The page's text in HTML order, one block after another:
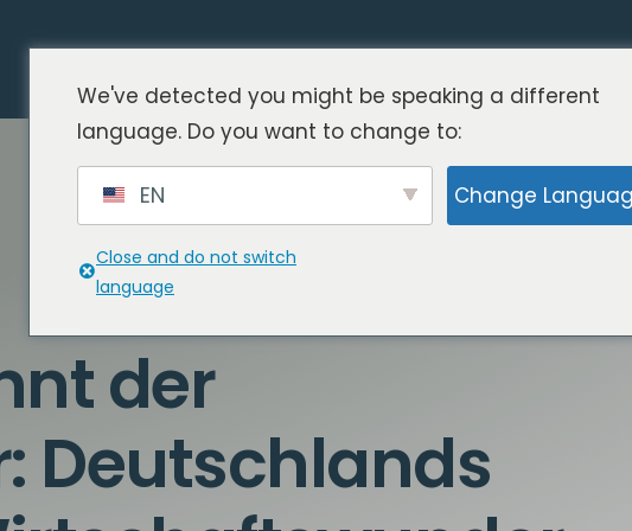
der
Deutschlands
We've detected you might be speaking a different
language. Do you want to change to:
EN Change
Close and do not switch
language